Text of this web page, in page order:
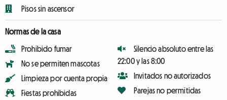
Pisos sin ascensor
Normas de la casa
Prohibido fumar
No se permiten mascotas
Limpieza por cuenta propia
Fiestas prohibidas
Silencio absoluto entre las
22:00 y las 8:00
Invitados no autorizados
Parejas no permitidas